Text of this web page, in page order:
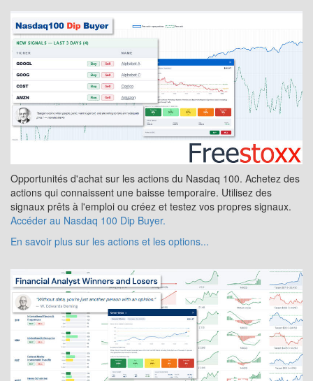
Opportunités d'achat sur les actions du Nasdaq 100. Achetez des
actions qui connaissent une baisse temporaire. Utilisez des
signaux prêts à l'emploi ou créez et testez vos propres signaux.
Accéder au Nasdaq 100 Dip Buyer.
En savoir plus sur les actions et les options...